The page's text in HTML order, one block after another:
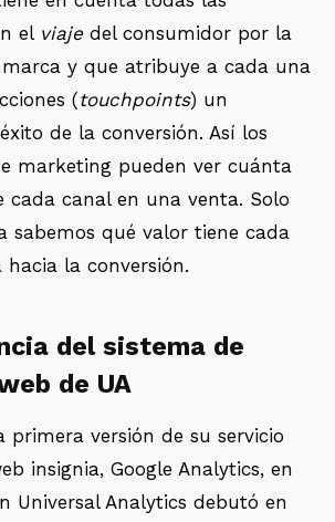
el viajedel consumidor por la
y que atribuye a cada una
(touchpoints) un
de la conversión. Así los
marketing pueden ver cuánta
cada canal en una venta. Solo
sabemos qué valor tiene cada
la conversión.
del sistema de
de UA
primera versión de su servicio
insignia, Google Analytics, en
Universal Analytics debutó en